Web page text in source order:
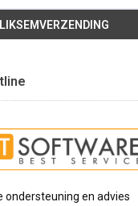
ondersteuning en advies